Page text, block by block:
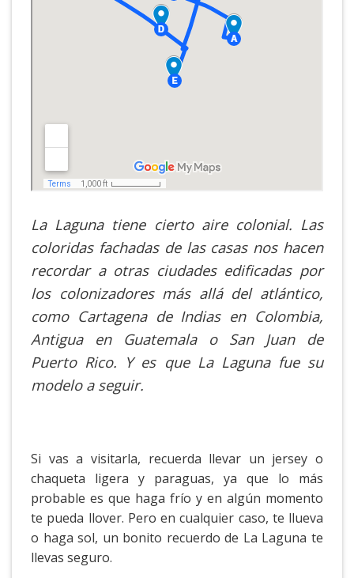
La Laguna tiene cierto aire colonial. Las
coloridas fachadas de las casas nos hacen
recordar a otras ciudades edificadas por
los colonizadores más allá del atlántico,
como Cartagena de Indias en Colombia,
Antigua en Guatemala o San Juan de
Puerto Rico. Y es que La Laguna fue su
modelo a seguir.
Si vas a visitarla, recuerda llevar un jersey o
chaqueta ligera y paraguas, ya que lo más
probable es que haga frío y en algún momento
te pueda llover. Pero en cualquier caso, te llueva
o haga sol, un bonito recuerdo de La Laguna te
llevas seguro.